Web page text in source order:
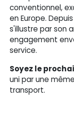
conventionnel,
en Europe.
s'illustre par son
engagement
service.
Soyez le
uni par une
transport.